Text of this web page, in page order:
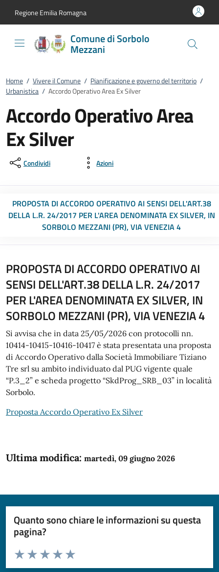
Regione Emilia Romagna
Comune di Sorbolo
Mezzani
Home / Vivere il Comune / Pianificazione e governo del territorio /
Urbanistica / Accordo Operativo Area Ex Silver
Accordo Operativo Area
Ex Silver
Condividi Azioni
PROPOSTA DI ACCORDO OPERATIVO AI SENSI DELL'ART.38
DELLA L.R. 24/2017 PER L'AREA DENOMINATA EX SILVER, IN
SORBOLO MEZZANI (PR), VIA VENEZIA 4
PROPOSTA DI ACCORDO OPERATIVO AI
SENSI DELL'ART.38 DELLA L.R. 24/2017
PER L'AREA DENOMINATA EX SILVER, IN
SORBOLO MEZZANI (PR), VIA VENEZIA 4
Si avvisa che in data 25/05/2026 con protocolli nn.
10414-10415-10416-10417 è stata presentata una proposta
di Accordo Operativo dalla Società Immobiliare Tiziano
Tre srl su ambito individuato dal PUG vigente quale
“P.3_2” e scheda progetto “SkdProg_SRB_03” in località
Sorbolo.
Proposta Accordo Operativo Ex Silver
Ultima modifica: martedì, 09 giugno 2026
Quanto sono chiare le informazioni su questa
pagina?
Domanda
Valuta da 1 a 5 stelle la pagina
Valuta 5 stelle su 5
Valuta 4 stelle su 5
Valuta 3 stelle su 5
Valuta 2 stelle su 5
Valuta 1 stelle su 5